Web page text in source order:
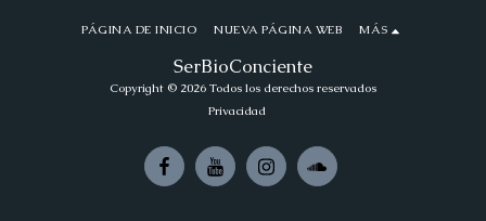
SerBioConciente
Copyright © 2026 Todos los derechos reservados
Privacidad
PÁGINA DE INICIO NUEVA PÁGINA WEB MÁS